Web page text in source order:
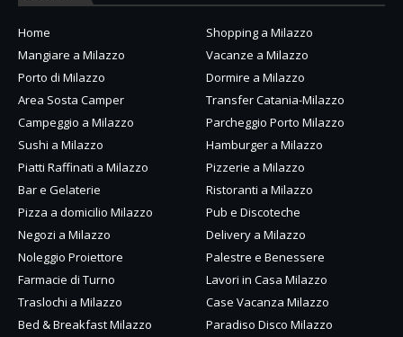
Home
Shopping a Milazzo
Mangiare a Milazzo
Vacanze a Milazzo
Porto di Milazzo
Dormire a Milazzo
Area Sosta Camper
Transfer Catania-Milazzo
Campeggio a Milazzo
Parcheggio Porto Milazzo
Sushi a Milazzo
Hamburger a Milazzo
Piatti Raffinati a Milazzo
Pizzerie a Milazzo
Bar e Gelaterie
Ristoranti a Milazzo
Pizza a domicilio Milazzo
Pub e Discoteche
Negozi a Milazzo
Delivery a Milazzo
Noleggio Proiettore
Palestre e Benessere
Farmacie di Turno
Lavori in Casa Milazzo
Traslochi a Milazzo
Case Vacanza Milazzo
Bed & Breakfast Milazzo
Paradiso Disco Milazzo